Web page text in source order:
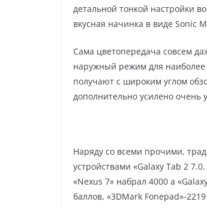
детальной тонкой настройки
вкусная начинка в виде Sоnic
Сама цветопередача совсем
наружный режим для наиболее
получают с широким углом
дополнительно усилено
Наряду со всеми прочими,
устройствами «Gаlаxу Tаb 2
«Nеxus 7» набрал 4000 а
баллов, «3DMаrk Fоnеpаd»-